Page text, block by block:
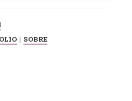
| SOBRE